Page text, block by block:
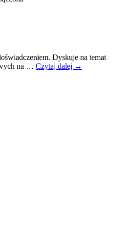
Dyskuje na temat
na … Czytaj dalej →